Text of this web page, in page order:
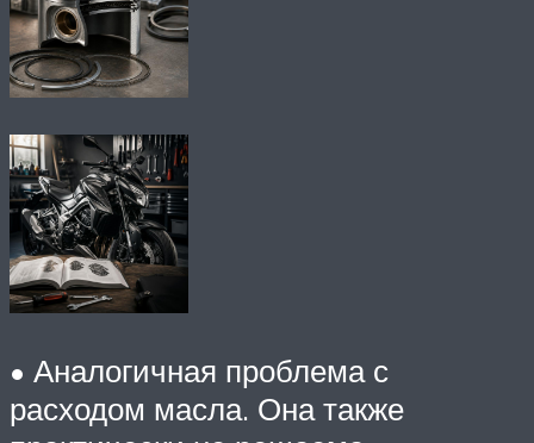
• Аналогичная проблема с
расходом масла. Она также